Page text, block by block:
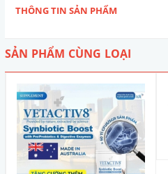
THÔNG TIN SẢN PHẨM
SẢN PHẨM CÙNG LOẠI